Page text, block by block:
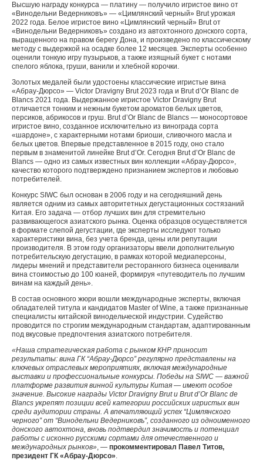
Высшую награду конкурса — платину — получило игристое вино от
«Винодельни Ведерниковъ» — «Цимлянский черный» Brut урожая
2022 года. Белое игристое вино «Цимлянский черный» Brut от
«Винодельни Ведерниковъ» создано из автохтонного донского сорта,
выращенного на правом берегу Дона, и произведено по классическому
методу с выдержкой на осадке более 12 месяцев. Эксперты особенно
оценили тонкую игру пузырьков, а также изящный букет с нотами
спелого яблока, груши, ванили и хлебной корочки.
Золотых медалей были удостоены классические игристые вина
«Абрау-Дюрсо» — Victor Dravigny Brut 2023 года и Brut d’Or Blanc de
Blancs 2021 года. Выдержанное игристое Victor Dravigny Brut
отличается тонким и нежным букетом ароматов белых цветов,
персиков, абрикосов и груш. Brut d’Or Blanc de Blancs — моносортовое
игристое вино, созданное исключительно из винограда сорта
«шардоне», с характерными нотами бриоши, сливочного масла и
белых цветов. Впервые представленное в 2015 году, оно стало
первым в знаменитой линейке Brut d’Or. Сегодня Brut d’Or Blanc de
Blancs — одно из самых известных вин коллекции «Абрау-Дюрсо»,
качество которого подтверждено признанием экспертов и любовью
потребителей.
Конкурс SIWC был основан в 2006 году и на сегодняшний день
является одним из самых авторитетных дегустационных состязаний
Китая. Его задача — отбор лучших вин для стремительно
развивающегося азиатского рынка. Оценка образцов осуществляется
в формате слепой дегустации, где эксперты исследуют только
характеристики вина, без учета бренда, цены или репутации
производителя. В этом году организаторы ввели дополнительную
потребительскую дегустацию, в рамках которой медиаперсоны,
лидеры мнений и представители ресторанного бизнеса оценивали
вина стоимостью до 100 юаней, формируя «путеводитель по лучшим
винам на каждый день».
В состав основного жюри вошли международные эксперты, включая
обладателей титула и кандидатов Master of Wine, а также признанные
специалисты китайской винодельческой индустрии. Судейство
проводится по строгим международным стандартам, адаптированным
под вкусовые предпочтения азиатского потребителя.
«Наша стратегическая работа с рынком КНР приносит
результаты: вина ГК “Абрау-Дюрсо” регулярно представлены на
ключевых отраслевых мероприятиях, включая международные
выставки и профессиональные конкурсы. Победы на SIWC — важной
платформе развития винной культуры Китая — имеют особое
значение. Высокие награды Victor Dravigny Brut и Brut d’Or Blanc de
Blancs укрепят позиции всей категории российских игристых вин
среди аудитории страны. А впечатляющий успех “Цимлянского
черного” от “Винодельни Ведерниковъ”, созданного из одноименного
донского автохтона, вновь подтвердил значимость и потенциал
работы с исконно русскими сортами для отечественного и
международных рынков», — прокомментировал Павел Титов,
президент ГК «Абрау‑Дюрсо».